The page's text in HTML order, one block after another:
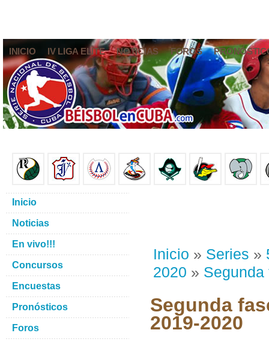
INICIO IV LIGA ELITE NOTICIAS FOROS
Inicio » Series »
2020 » Segunda
Segunda
2019-2020
Inicio
Noticias
En vivo!!!
Concursos
Encuestas
Pronósticos
Foros